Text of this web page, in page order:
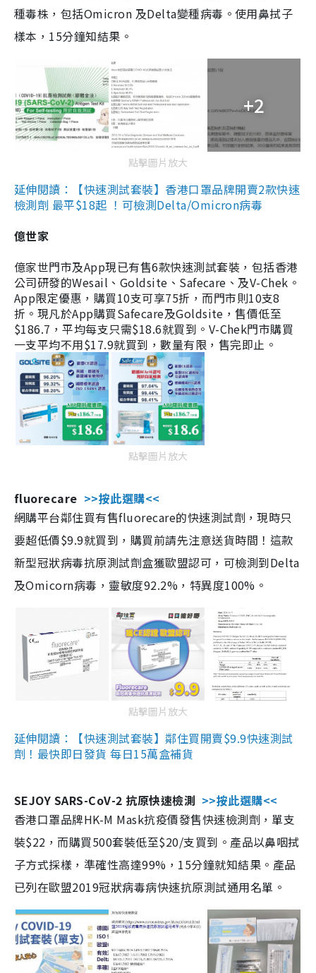
種毒株，包括Omicron 及Delta變種病毒。使用鼻拭子
樣本，15分鐘知結果。
+2
點擊圖片放大
延伸閱讀：【快速測試套裝】香港口罩品牌開賣2款快速
檢測劑 最平$18起 ！可檢測Delta/Omicron病毒
億世家
億家世門市及App現已有售6款快速測試套裝，包括香港
公司研發的Wesail、Goldsite、Safecare、及V-Chek。
App限定優惠，購買10支可享75折，而門市則10支8
折。現凡於App購買Safecare及Goldsite，售價低至
$186.7，平均每支只需$18.6就買到。V-Chek門市購買
一支平均不用$17.9就買到，數量有限，售完即止。
點擊圖片放大
fluorecare >>按此選購<<
網購平台鄰住買有售fluorecare的快速測試劑，現時只
要超低價$9.9就買到，購買前請先注意送貨時間！這款
新型冠狀病毒抗原測試劑盒獲歐盟認可，可檢測到Delta
及Omicorn病毒，靈敏度92.2%，特異度100%。
點擊圖片放大
延伸閱讀：【快速測試套裝】鄰住買開賣$9.9快速測試
劑！最快即日發貨 每日15萬盒補貨
SEJOY SARS-CoV-2 抗原快速檢測 >>按此選購<<
香港口罩品牌HK-M Mask抗疫價發售快速檢測劑，單支
裝$22，而購買500套裝低至$20/支買到。產品以鼻咽拭
子方式採樣，準確性高達99%，15分鐘就知結果。產品
已列在歐盟2019冠狀病毒病快速抗原測試通用名單。